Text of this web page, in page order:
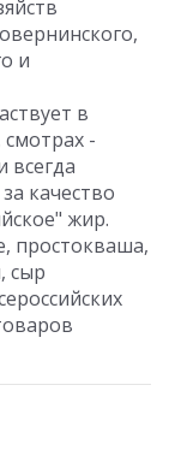
и
в
смотрах -
всегда
качество
жир.
простокваша,
сыр